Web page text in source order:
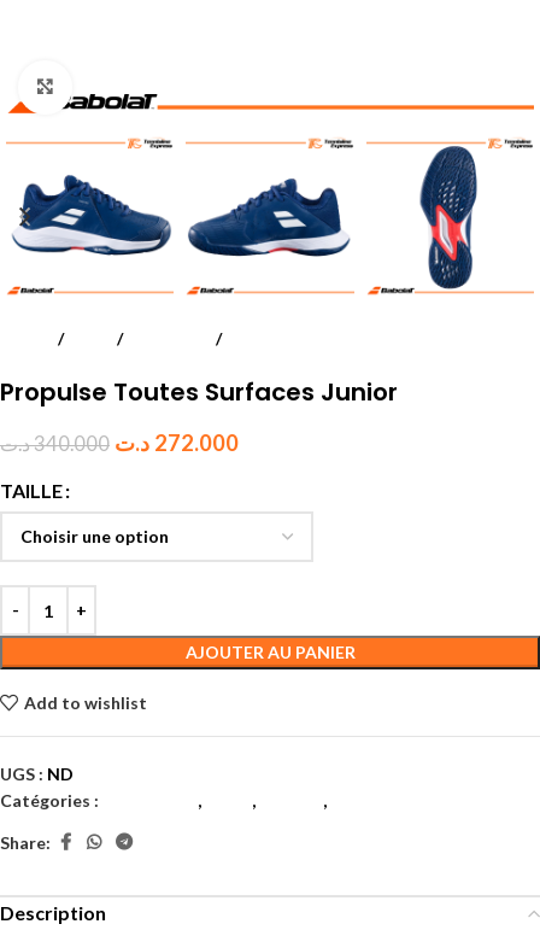
Tennis Chaussures Garçon
Propulse Toutes Surfaces Junior
340.000د.ت 272.000 د.ت
TAILLE
AJOUTER AU PANIER
Add to wishlist
UGS : ND
Catégories :
, , ,
Share:
Description